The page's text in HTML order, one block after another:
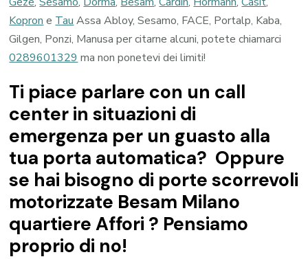
KoproneTauAssa Abloy, Sesamo, FACE, Portalp, Kaba,
Gilgen, Ponzi, Manusa per citarne alcuni, potete chiamarci
0289601329ma non ponetevi dei limiti!
Ti piace parlare con un call
center in situazioni di
emergenza per un guasto alla
tua porta automatica? Oppure
se hai bisogno di porte scorrevoli
motorizzate Besam Milano
quartiere Affori ? Pensiamo
proprio di no!